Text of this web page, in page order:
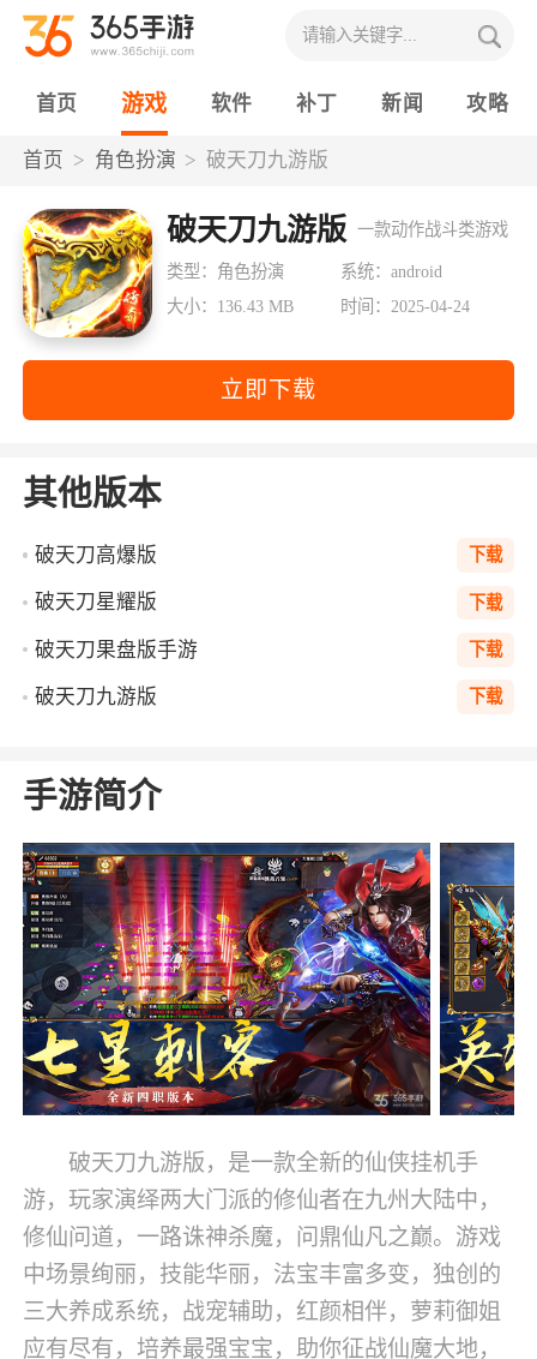
首页 游戏 软件 补丁 新闻 攻略
首页 角色扮演 破天刀九游版
破天刀九游版 一款动作战斗类游戏
类型：角色扮演
系统：android
大小：136.43 MB
时间：2025-04-24
立即下载
其他版本
破天刀高爆版 下载
破天刀星耀版 下载
破天刀果盘版手游 下载
破天刀九游版 下载
手游简介
破天刀九游版，是一款全新的仙侠挂机手
游，玩家演绎两大门派的修仙者在九州大陆中，
修仙问道，一路诛神杀魔，问鼎仙凡之巅。游戏
中场景绚丽，技能华丽，法宝丰富多变，独创的
三大养成系统，战宠辅助，红颜相伴，萝莉御姐
应有尽有，培养最强宝宝，助你征战仙魔大地，